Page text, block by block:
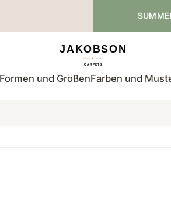
Formen und GrößenFarben und